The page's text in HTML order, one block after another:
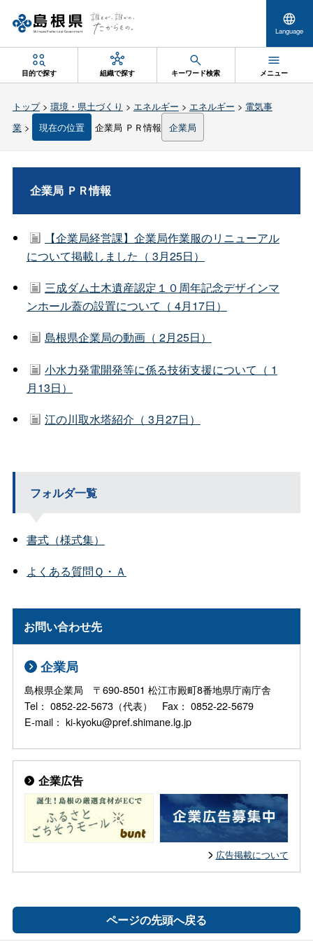
Language
目的で探す 組織で探す キーワード検索 メニュー
トップ> 環境・県土づくり > エネルギー > エネルギー > 電気事
業> 現在の位置 企業局 ＰＲ情報 企業局
企業局 ＰＲ情報
【企業局経営課】企業局作業服のリニューアル
について掲載しました（ 3月25日）
三成ダム土木遺産認定１０周年記念デザインマ
ンホール蓋の設置について（ 4月17日）
島根県企業局の動画（ 2月25日）
小水力発電開発等に係る技術支援について（ 1
月13日）
江の川取水塔紹介（ 3月27日）
フォルダ一覧
書式（様式集）
よくある質問Ｑ・Ａ
お問い合わせ先
企業局
島根県企業局 〒690-8501 松江市殿町8番地県庁南庁舎
Tel： 0852-22-5673（代表） Fax： 0852-22-5679
E-mail： ki-kyoku@pref.shimane.lg.jp
企業広告
広告掲載について
ページの先頭へ戻る